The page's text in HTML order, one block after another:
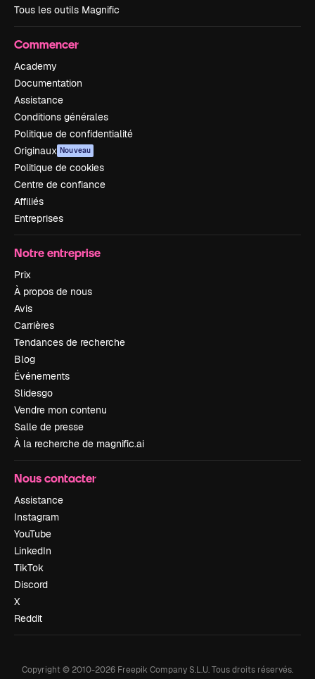
Tous les outils Magnific
Commencer
Academy
Documentation
Assistance
Conditions générales
Politique de confidentialité
Originaux Nouveau
Politique de cookies
Centre de confiance
Affiliés
Entreprises
Notre entreprise
Prix
À propos de nous
Avis
Carrières
Tendances de recherche
Blog
Événements
Slidesgo
Vendre mon contenu
Salle de presse
À la recherche de magnific.ai
Nous contacter
Assistance
Instagram
YouTube
LinkedIn
TikTok
Discord
X
Reddit
Copyright © 2010-2026 Freepik Company S.L.U.Tous droits réservés.